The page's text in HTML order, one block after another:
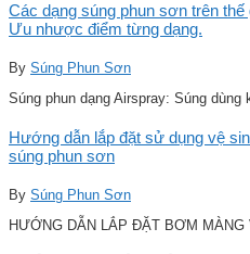
Các dạng súng phun sơn trên
Ưu nhược điểm từng dạng.
By Súng Phun Sơn
Súng phun dạng Airspray: Súng
Hướng dẫn lắp đặt sử dụng vệ
súng phun sơn
By Súng Phun Sơn
HƯỚNG DẪN LẮP ĐẶT BƠM